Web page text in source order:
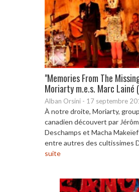
"Memories From The
Moriarty m.e.s. Marc Lainé
Alban Orsini - 17 septembre
À notre droite, Moriarty,
canadien découvert par
Deschamps et Macha
entre autres des cultissimes
suite